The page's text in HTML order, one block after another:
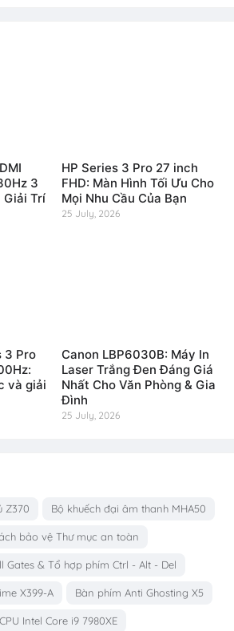
3
Giải Trí
HP Series 3 Pro 27 inch
FHD: Màn Hình Tối Ưu Cho
Mọi Nhu Cầu Của Bạn
25 July, 2026
3 Pro
và giải
Canon LBP6030B: Máy In
Laser Trắng Đen Đáng Giá
Nhất Cho Văn Phòng & Gia
Đình
25 July, 2026
Z370 Bộ khuếch đại âm thanh MHA50
bảo vệ Thư mục an toàn
Gates & Tổ hợp phím Ctrl - Alt - Del
X399-A Bàn phím Anti Ghosting X5
CPU Intel Core i9 7980XE